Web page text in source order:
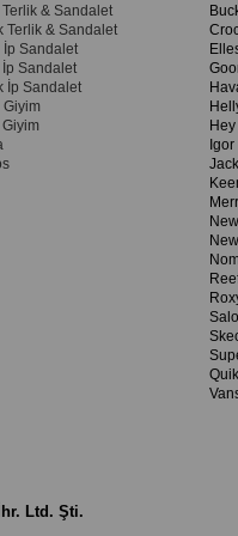
Terlik & Sandalet
Terlik & Sandalet
İp Sandalet
İp Sandalet
İp Sandalet
Giyim
Giyim
Igor
Ltd. Şti.